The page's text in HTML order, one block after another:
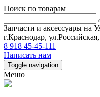
Поиск по товарам
Запчасти и аксессуары на
г.Краснодар,
8 918 45-45-111
Написать нам
Toggle navigation
Меню